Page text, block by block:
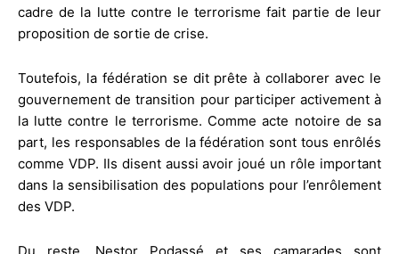
cadre de la lutte contre le terrorisme fait partie de leur
proposition de sortie de crise.
Toutefois, la fédération se dit prête à collaborer avec le
gouvernement de transition pour participer activement à
la lutte contre le terrorisme. Comme acte notoire de sa
part, les responsables de la fédération sont tous enrôlés
comme VDP. Ils disent aussi avoir joué un rôle important
dans la sensibilisation des populations pour l’enrôlement
des VDP.